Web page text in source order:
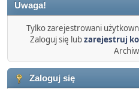
Uwaga!
Tylko zarejestrowani
Zaloguj się lubzarejestruj
Zaloguj się